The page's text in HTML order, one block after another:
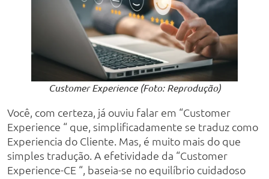
Customer Experience (Foto: Reprodução)
Você, com certeza, já ouviu falar em “Customer
Experience “ que, simplificadamente se traduz como
Experiencia do Cliente. Mas, é muito mais do que
simples tradução. A efetividade da “Customer
Experience-CE “, baseia-se no equilíbrio cuidadoso